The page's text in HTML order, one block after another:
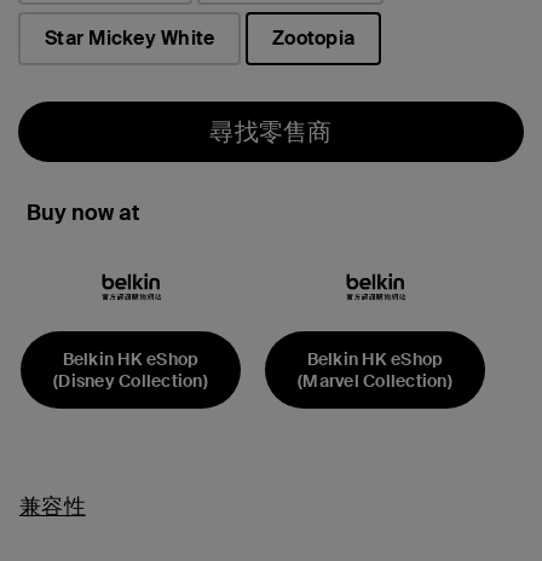
Star Mickey White
Zootopia
尋找零售商
Buy now at
Belkin HK eShop
(Disney Collection)
Belkin HK eShop
(Marvel Collection)
兼容性